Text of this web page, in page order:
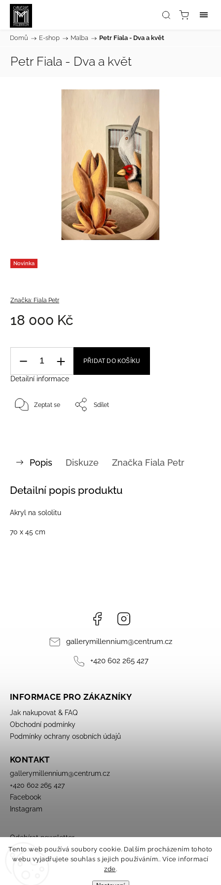
Tento web používá soubory cookie. Dalším procházením tohoto
webu vyjadřujete souhlas s jejich používáním.. Více informací
zde.
Domů / E-shop / Malba / Petr Fiala - Dva a květ
Petr Fiala - Dva a květ
Novinka
Značka: Fiala Petr
18 000 Kč
PŘIDAT DO KOŠÍKU
Detailní informace
Zeptat se Sdílet
Popis Diskuze Značka Fiala Petr
Detailní popis produktu
Akryl na sololitu
70 x 45 cm
Facebook
gallerymillennium@centrum.cz
+420 602 265 427
INFORMACE PRO ZÁKAZNÍKY
Jak nakupovat & FAQ
Obchodní podmínky
Podmínky ochrany osobních údajů
KONTAKT
gallerymillennium@centrum.cz
+420 602 265 427
Facebook
Instagram
Odebírat newsletter